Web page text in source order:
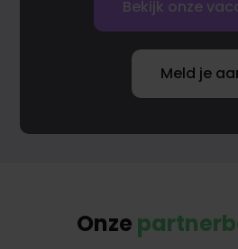
Bekijk onze
Meld je
Onze